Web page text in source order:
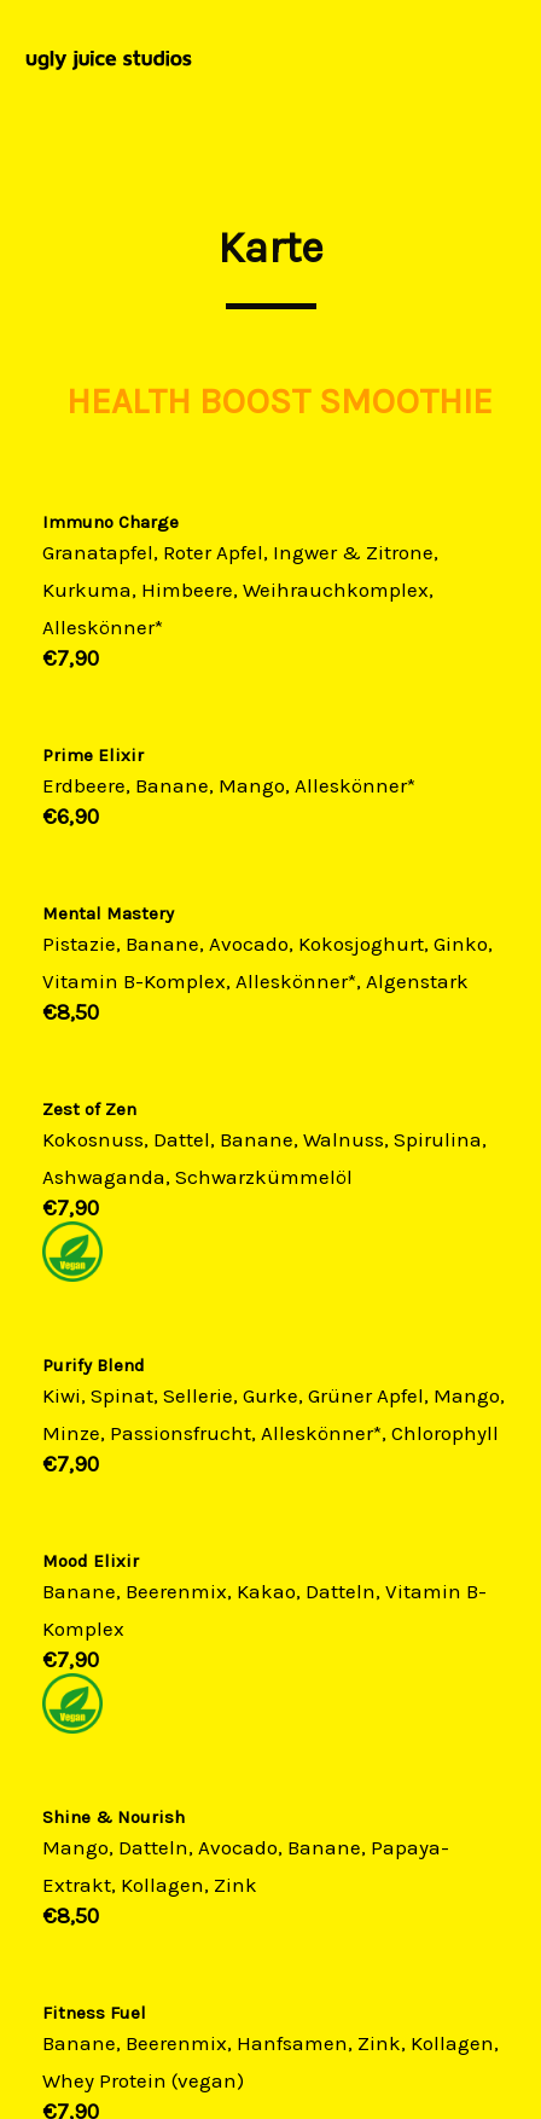
Inhalt
Karte​
HEALTH BOOST SMOOTHIE
Immuno Charge
Granatapfel, Roter Apfel, Ingwer & Zitrone,
Kurkuma, Himbeere, Weihrauchkomplex,
Alleskönner*
€7,90​
Prime Elixir
Erdbeere, Banane, Mango, Alleskönner*
€6,90​
Mental Mastery
Pistazie, Banane, Avocado, Kokosjoghurt, Ginko,
Vitamin B-Komplex, Alleskönner*, Algenstark
€8,50​
Zest of Zen​
Kokosnuss, Dattel, Banane, Walnuss, Spirulina,
Ashwaganda, Schwarzkümmelöl
€7,90​
Purify Blend
Kiwi, Spinat, Sellerie, Gurke, Grüner Apfel, Mango,
Minze, Passionsfrucht, Alleskönner*, Chlorophyll
€7,90​
Mood Elixir
Banane, Beerenmix, Kakao, Datteln, Vitamin B-
Komplex
€7,90​
Shine & Nourish
Mango, Datteln, Avocado, Banane, Papaya-
Extrakt, Kollagen, Zink
€8,50​
Fitness Fuel
Banane, Beerenmix, Hanfsamen, Zink, Kollagen,
Whey Protein (vegan)
€7,90​